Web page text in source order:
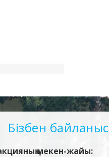
Бізбен байланыс
мекен-жайы: